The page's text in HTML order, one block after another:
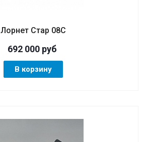
Лорнет Стар 08С
692 000руб
В корзину